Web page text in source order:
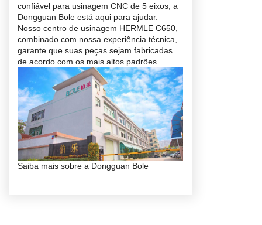
confiável para usinagem CNC de 5 eixos, a
Dongguan Bole está aqui para ajudar.
Nosso centro de usinagem HERMLE C650,
combinado com nossa experiência técnica,
garante que suas peças sejam fabricadas
de acordo com os mais altos padrões.
Saiba mais sobre a Dongguan Bole